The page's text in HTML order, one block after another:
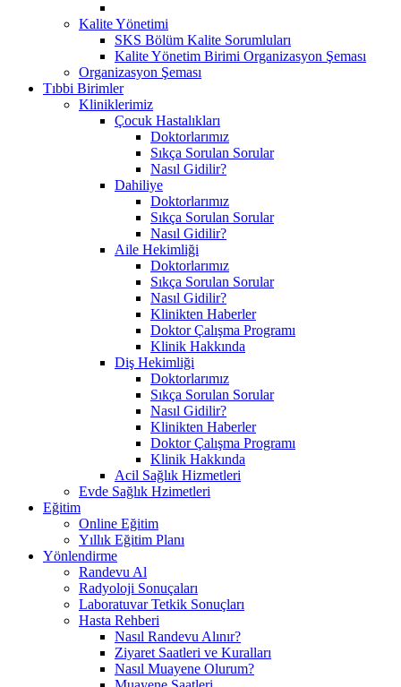
Kalite Yönetimi
SKS Bölüm Kalite Sorumluları
Kalite Yönetim Birimi Organizasyon Şeması
Organizasyon Şeması
Tıbbi Birimler
Kliniklerimiz
Çocuk Hastalıkları
Doktorlarımız
Sıkça Sorulan Sorular
Nasıl Gidilir?
Dahiliye
Doktorlarımız
Sıkça Sorulan Sorular
Nasıl Gidilir?
Aile Hekimliği
Doktorlarımız
Sıkça Sorulan Sorular
Nasıl Gidilir?
Klinikten Haberler
Doktor Çalışma Programı
Klinik Hakkında
Diş Hekimliği
Doktorlarımız
Sıkça Sorulan Sorular
Nasıl Gidilir?
Klinikten Haberler
Doktor Çalışma Programı
Klinik Hakkında
Acil Sağlık Hizmetleri
Evde Sağlık Hzimetleri
Eğitim
Online Eğitim
Yıllık Eğitim Planı
Yönlendirme
Randevu Al
Radyoloji Sonuçaları
Laboratuvar Tetkik Sonuçları
Hasta Rehberi
Nasıl Randevu Alınır?
Ziyaret Saatleri ve Kuralları
Nasıl Muayene Olurum?